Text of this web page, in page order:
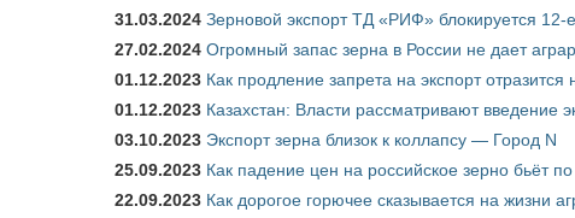
31.03.2024 Зерновой экспорт ТД «РИФ» блокируется 12-
27.02.2024 Огромный запас зерна в России не дает
01.12.2023 Как продление запрета на экспорт отразится
01.12.2023 Казахстан: Власти рассматривают
03.10.2023 Экспорт зерна близок к коллапсу — Город N
25.09.2023 Как падение цен на российское зерно бьёт
22.09.2023 Как дорогое горючее сказывается на жизни